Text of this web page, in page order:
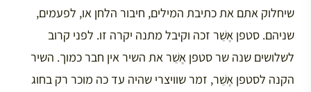
שיחלוק אתם את כתיבת המילים, חיבור הלחן או, לפעמים,
שניהם. סטפן אֶשֵׁר זכה וקיבל מתנה יקרה זו. לפני קרוב
לשלושים שנה שר סטפן אֶשֵׁר את השיר אין חבר כמוך. השיר
הקנה לסטפן אֶשֵׁר, זמר שוויצרי שהיה עד כה מוכר רק בחוג